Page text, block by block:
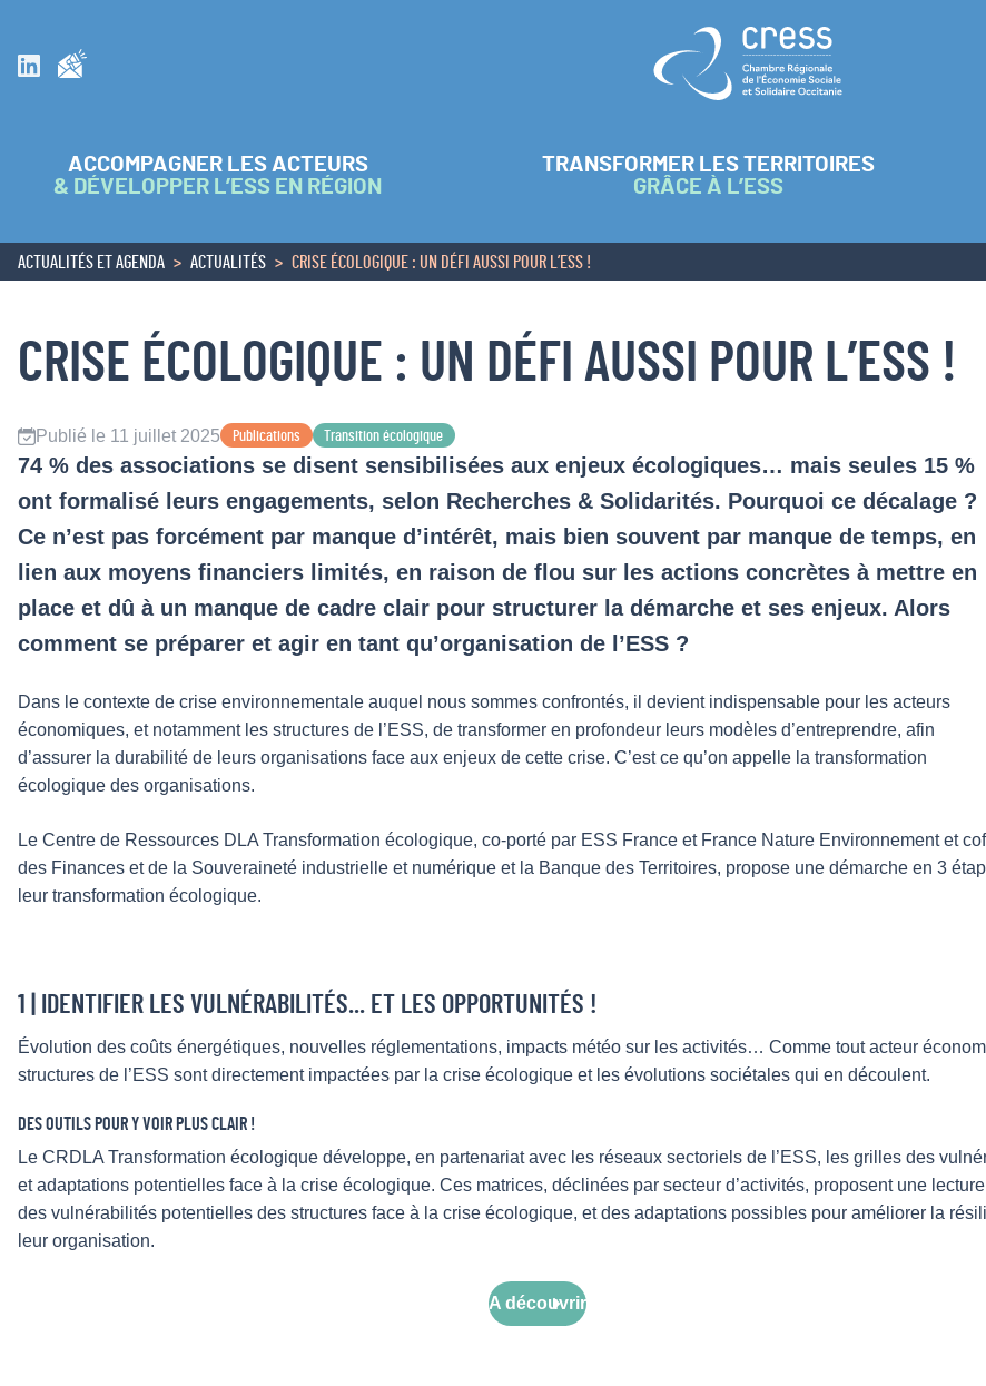
Suivez nous sur Linkedin
Retour à l'accueil
ACCOMPAGNER LES ACTEURS
& DÉVELOPPER L’ESS EN RÉGION
TRANSFORMER LES TERRITOIRES
GRÂCE À L’ESS
ACCUEIL
ACTUALITÉS ET AGENDA ACTUALITÉS CRISE ÉCOLOGIQUE : UN DÉFI AUSSI POUR L’ESS !
CRISE ÉCOLOGIQUE : UN DÉFI AUSSI POUR L’ESS !
Publié le 11 juillet 2025 Publications Transition écologique
74 % des associations se disent sensibilisées aux enjeux écologiques… mais seules 15 %
ont formalisé leurs engagements, selon Recherches & Solidarités. Pourquoi ce décalage ?
Ce n’est pas forcément par manque d’intérêt, mais bien souvent par manque de temps, en
lien aux moyens financiers limités, en raison de flou sur les actions concrètes à mettre en
place et dû à un manque de cadre clair pour structurer la démarche et ses enjeux. Alors
comment se préparer et agir en tant qu’organisation de l’ESS ?
Dans le contexte de crise environnementale auquel nous sommes confrontés, il devient indispensable pour les acteurs
économiques, et notamment les structures de l’ESS, de transformer en profondeur leurs modèles d’entreprendre, afin
d’assurer la durabilité de leurs organisations face aux enjeux de cette crise. C’est ce qu’on appelle la transformation
écologique des organisations.
Le Centre de Ressources DLA Transformation écologique, co-porté par ESS France et France Nature Environnement et
des Finances et de la Souveraineté industrielle et numérique et la Banque des Territoires, propose une démarche en 3
leur transformation écologique.
1 | IDENTIFIER LES VULNÉRABILITÉS... ET LES OPPORTUNITÉS !
Évolution des coûts énergétiques, nouvelles réglementations, impacts météo sur les activités… Comme tout acteur
structures de l’ESS sont directement impactées par la crise écologique et les évolutions sociétales qui en découlent.
DES OUTILS POUR Y VOIR PLUS CLAIR !
Le CRDLA Transformation écologique développe, en partenariat avec les réseaux sectoriels de l’ESS, les grilles des
et adaptations potentielles face à la crise écologique. Ces matrices, déclinées par secteur d’activités, proposent une
des vulnérabilités potentielles des structures face à la crise écologique, et des adaptations possibles pour améliorer la
leur organisation.
A découvrir